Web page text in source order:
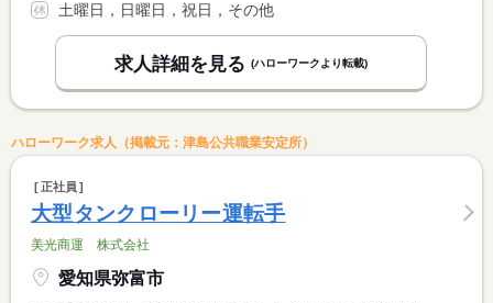
土曜日，日曜日，祝日，その他
求人詳細を見る (ハローワークより転載)
ハローワーク求人（掲載元：津島公共職業安定所）
正社員
大型タンクローリー運転手
美光商運 株式会社
愛知県弥富市